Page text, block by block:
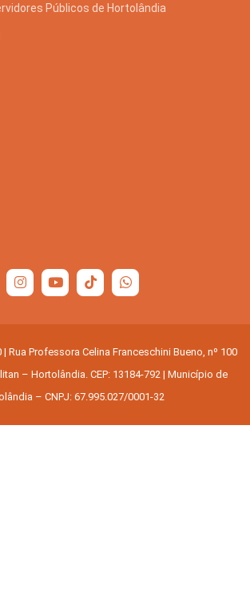
Públicos de Hortolândia
| Rua Professora Celina Franceschini Bueno, nº 100
– Hortolândia. CEP: 13184-792 | Município de
– CNPJ: 67.995.027/0001-32